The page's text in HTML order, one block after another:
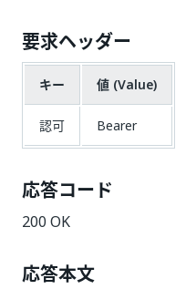
要求ヘッダー
キー 値 (Value)
認可 Bearer
応答コード
200 OK
応答本文